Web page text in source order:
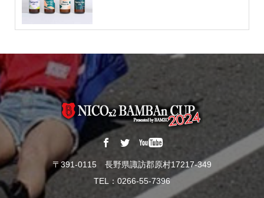
〒391-0115 長野県諏訪郡原村17217-349
TEL：0266-55-7396